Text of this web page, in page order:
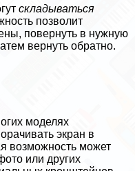
складываться
позволит
повернуть в нужную
вернуть обратно.
моделях
экран в
возможность может
или других